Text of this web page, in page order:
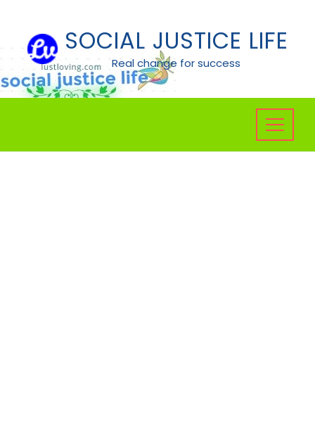
content
SOCIAL JUSTICE LIFE
Real change for success